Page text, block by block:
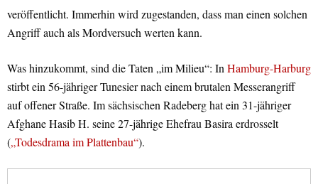
veröffentlicht. Immerhin wird zugestanden, dass man einen solchen
Angriff auch als Mordversuch werten kann.
Was hinzukommt, sind die Taten „im Milieu“: In Hamburg-Harburg
stirbt ein 56-jähriger Tunesier nach einem brutalen Messerangriff
auf offener Straße. Im sächsischen Radeberg hat ein 31-jähriger
Afghane Hasib H. seine 27-jährige Ehefrau Basira erdrosselt
(„Todesdrama im Plattenbau“).